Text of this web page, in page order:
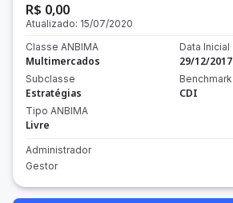
R$ 0,00
Atualizado: 15/07/2020
Classe ANBIMA
Multimercados
Subclasse
Estratégias
Tipo ANBIMA
Livre
Data Inicial
29/12/2017
Benchmark
CDI
Administrador
Gestor